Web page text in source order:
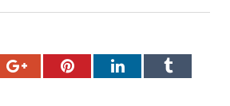
Google+PinterestLinkedInTumblr